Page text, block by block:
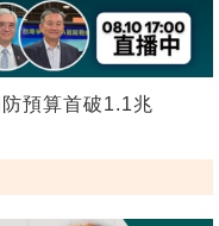
預算首破1.1兆